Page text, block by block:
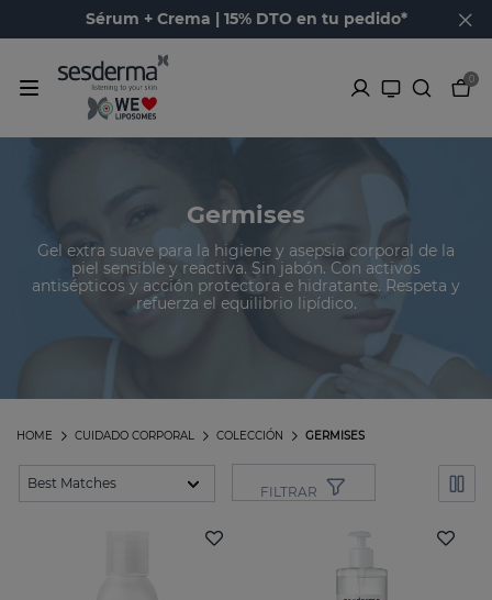
Sérum + Crema | 15% DTO en tu pedido*
0
Germises
Gel extra suave para la higiene y asepsia corporal de la
piel sensible y reactiva. Sin jabón. Con activos
antisépticos y acción protectora e hidratante. Respeta y
refuerza el equilibrio lipídico.
GERMISES
COLECCIÓN
CUIDADO CORPORAL
HOME
FILTRAR